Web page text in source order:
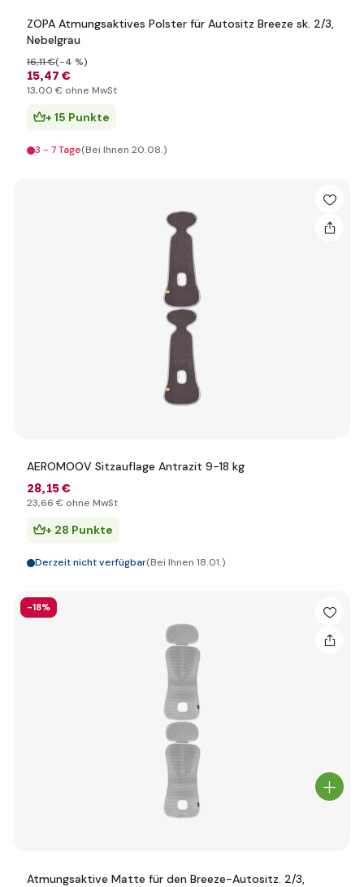
ZOPA Atmungsaktives Polster für Autositz Breeze sk. 2/3,
Nebelgrau
15,47 €
16,11 €(-4 %)
13,00 € ohne MwSt
+ 15 Punkte
3 - 7 Tage(Bei Ihnen 20.08.)
AEROMOOV Sitzauflage Antrazit 9-18 kg
28,15 €
23,66 € ohne MwSt
+ 28 Punkte
Derzeit nicht verfügbar(Bei Ihnen 18.01.)
-18%
Atmungsaktive Matte für den Breeze-Autositz. 2/3,